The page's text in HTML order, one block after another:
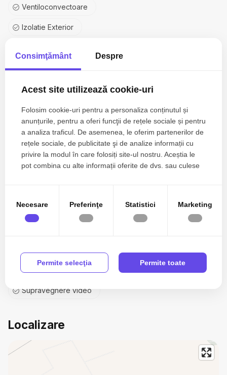
• Friteuza pe gaz dubla cu2 compartimente separate de 8l
• Aragaz profesional cu 4 ochiuri GGM gastro
• Hota de 2500mc
• Masa rece cu sertare
• 2 frigidere cu congelator
• apartat AC 12000 BTU
contacta telefonic!
Ventiloconvectoare
Izolatie Exterior
Lambriu
Tapet
Linoleum
Pardoseala flotanta
Ferestre Aluminiu
Exterior cladire
Apometre
Control electric individual
Supraveghere video
Localizare
Consimţământ Despre
Acest site utilizează cookie-uri
Folosim cookie-uri pentru a personaliza conținutul și
anunțurile, pentru a oferi funcţii de rețele sociale și pentru
a analiza traficul. De asemenea, le oferim partenerilor de
rețele sociale, de publicitate şi de analize informații cu
privire la modul în care folosiți site-ul nostru. Aceștia le
pot combina cu alte informații oferite de dvs. sau culese
Necesare Preferinţe Statistici Marketing
Permite selecţia Permite toate